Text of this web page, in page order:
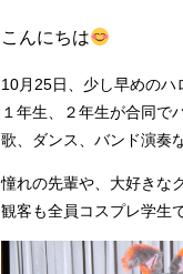
こんにちは
10月25日、少し早めのハ
１年生、２年生が合同で
歌、ダンス、バンド演奏
憧れの先輩や、大好きな
観客も全員コスプレ学生